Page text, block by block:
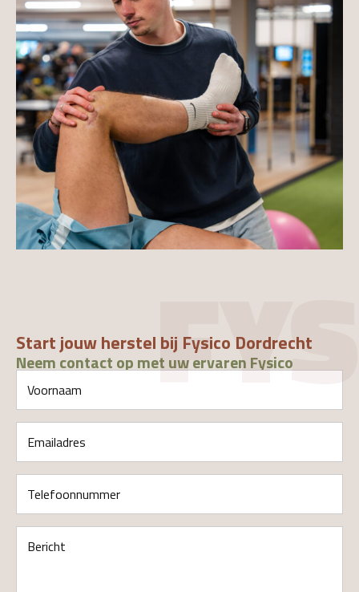
FYS
Start jouw herstel bij Fysico Dordrecht
Neem contact op met uw ervaren Fysico